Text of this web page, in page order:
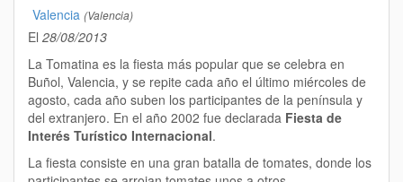
Valencia (Valencia)
El 28/08/2013
La Tomatina es la fiesta más popular que se celebra en
Buñol, Valencia, y se repite cada año el último miércoles de
agosto, cada año suben los participantes de la península y
del extranjero. En el año 2002 fue declarada Fiesta de
Interés Turístico Internacional.
La fiesta consiste en una gran batalla de tomates, donde los